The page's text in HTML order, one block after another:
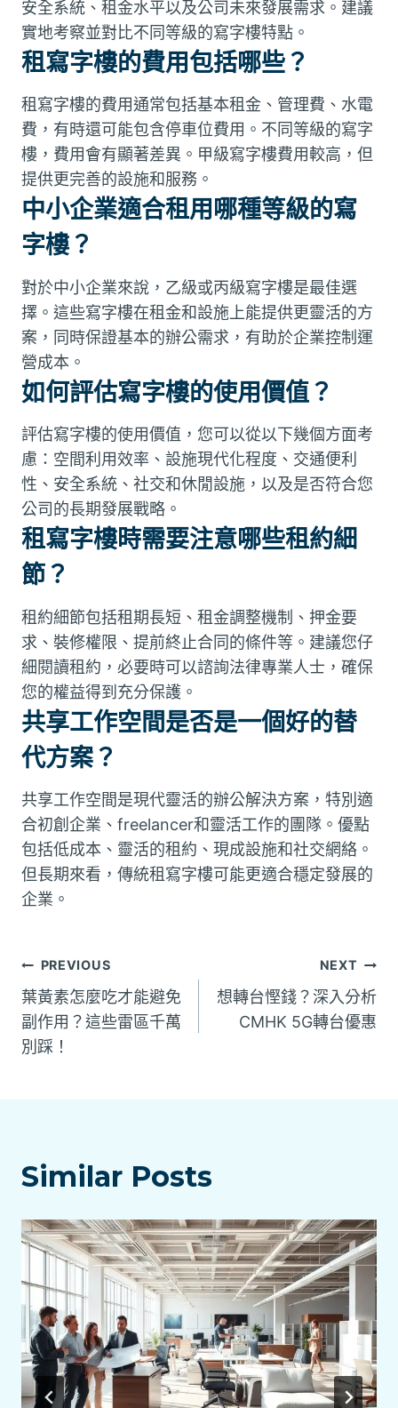
安全系統、租金水平以及公司未來發展需求。建議
實地考察並對比不同等級的寫字樓特點。
租寫字樓的費用包括哪些？
租寫字樓的費用通常包括基本租金、管理費、水電
費，有時還可能包含停車位費用。不同等級的寫字
樓，費用會有顯著差異。甲級寫字樓費用較高，但
提供更完善的設施和服務。
中小企業適合租用哪種等級的寫
字樓？
對於中小企業來說，乙級或丙級寫字樓是最佳選
擇。這些寫字樓在租金和設施上能提供更靈活的方
案，同時保證基本的辦公需求，有助於企業控制運
營成本。
如何評估寫字樓的使用價值？
評估寫字樓的使用價值，您可以從以下幾個方面考
慮：空間利用效率、設施現代化程度、交通便利
性、安全系統、社交和休閒設施，以及是否符合您
公司的長期發展戰略。
租寫字樓時需要注意哪些租約細
節？
租約細節包括租期長短、租金調整機制、押金要
求、裝修權限、提前終止合同的條件等。建議您仔
細閱讀租約，必要時可以諮詢法律專業人士，確保
您的權益得到充分保護。
共享工作空間是否是一個好的替
代方案？
共享工作空間是現代靈活的辦公解決方案，特別適
合初創企業、freelancer和靈活工作的團隊。優點
包括低成本、靈活的租約、現成設施和社交網絡。
但長期來看，傳統租寫字樓可能更適合穩定發展的
企業。
文
章
導
PREVIOUS
葉黃素怎麼吃才能避免
副作用？這些雷區千萬
別踩！
NEXT
想轉台慳錢？深入分析
CMHK 5G轉台優惠
Similar Posts